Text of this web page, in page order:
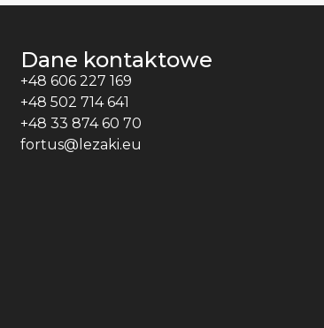
Dane kontaktowe
+48 606 227 169
+48 502 714 641
+48 33 874 60 70
fortus@lezaki.eu